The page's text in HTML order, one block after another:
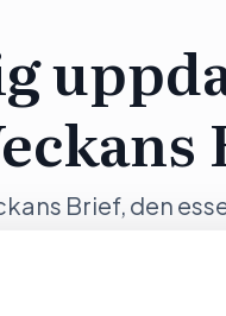
Brief, den